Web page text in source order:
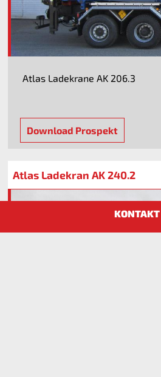
Atlas Ladekrane AK 206.3
Download Prospekt
Atlas Ladekran AK 240.2